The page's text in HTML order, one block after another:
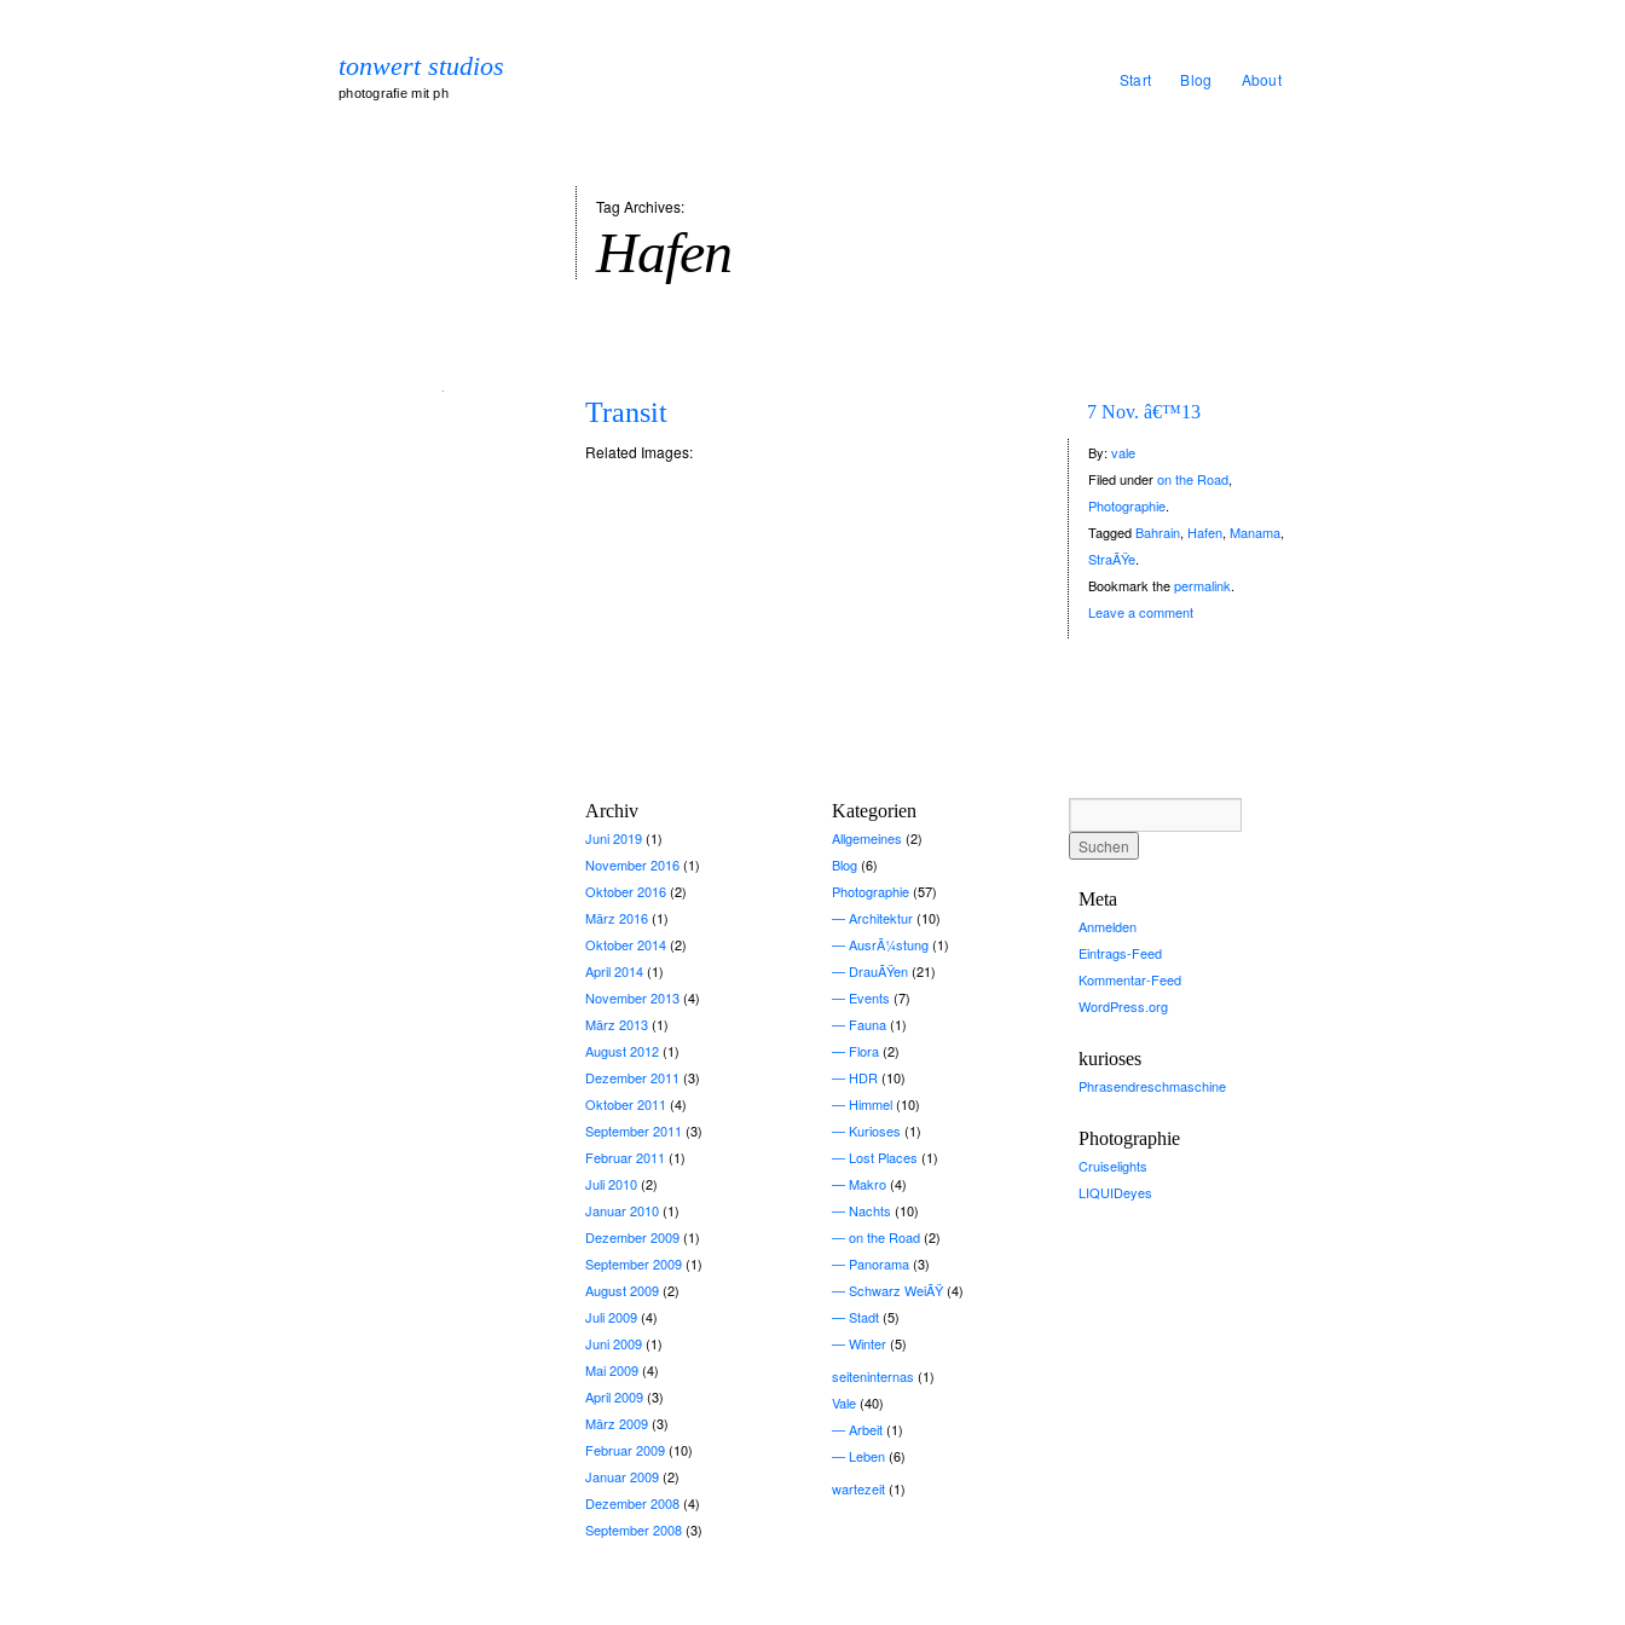
tonwert studios
photografie mit ph
Start Blog About
Tag Archives:
Hafen
Transit 7 Nov. â€™13
By: vale
Filed underon the Road,
Photographie.
TaggedBahrain, Hafen, Manama,
StraÃŸe.
Bookmark thepermalink.
Leave a comment
Related Images:
Archiv
Juni 2019(1)
November 2016(1)
Oktober 2016(2)
März 2016(1)
Oktober 2014(2)
April 2014(1)
November 2013(4)
März 2013(1)
August 2012(1)
Dezember 2011 (3)
Oktober 2011 (4)
September 2011 (3)
Februar 2011 (1)
Juli 2010(2)
Januar 2010(1)
Dezember 2009(1)
September 2009(1)
August 2009(2)
Juli 2009(4)
Juni 2009(1)
Mai 2009(4)
April 2009(3)
März 2009(3)
Februar 2009(10)
Januar 2009(2)
Dezember 2008(4)
September 2008(3)
Kategorien
Allgemeines (2)
Blog(6)
Photographie(57)
Architektur(10)
AusrÃ¼stung(1)
DrauÃŸen(21)
Events (7)
Fauna(1)
Flora(2)
HDR (10)
Himmel(10)
Kurioses (1)
Lost Places (1)
Makro(4)
Nachts (10)
on the Road(2)
Panorama(3)
Schwarz WeiÃŸ(4)
Stadt(5)
Winter(5)
seiteninternas (1)
Vale(40)
Arbeit(1)
Leben(6)
wartezeit(1)
Meta
Anmelden
Eintrags-Feed
Kommentar-Feed
WordPress.org
kurioses
Phrasendreschmaschine
Photographie
Cruiselights
LIQUIDeyes